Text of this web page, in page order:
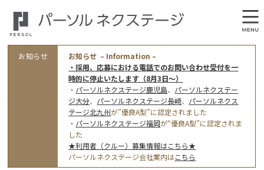
オフィス案内・アクセス
お知らせ
お知らせ – Information –
・採用、応募における電話でのお問い合わせ受付を一
時的に停止いたします（8月3日～）
・ パーソルネクステージ鹿児島、 パーソルネクステー
ジ大分、 パーソルネクステージ長崎、 パーソルネクス
テージ北九州が”優良A型”に認定されました
・ パーソルネクステージ福岡が“優良A型”に認定されま
した
★利用者（クルー）募集情報はこちら★
パーソルネクステージ会社案内はこちら